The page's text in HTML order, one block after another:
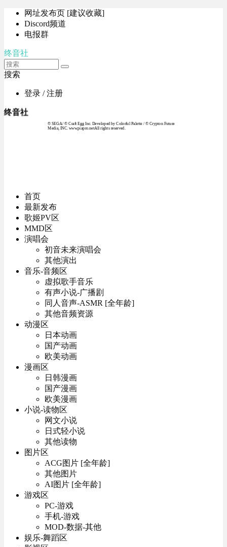
网址发布页 [建议收藏]
Discord频道
电报群
终音社
搜索
登录 / 注册
终音社
© SEGA / © Craft Egg Inc. Developed by Colorful Palette / © Crypton Future
Media, INC. www.piapro.netAll rights reserved.
首页
最新发布
歌姬PV区
MMD区
演唱会
初音未来演唱会
其他演出
音乐-音频区
虚拟歌手音乐
有声小说-广播剧
同人音声-ASMR [全年龄]
其他音频资源
动漫区
日本动画
国产动画
欧美动画
漫画区
日韩漫画
国产漫画
欧美漫画
小说-读物区
网文小说
日式轻小说
其他读物
图片区
ACG图片 [全年龄]
其他图片
AI图片 [全年龄]
游戏区
PC-游戏
手机-游戏
MOD-数据-其他
娱乐-舞蹈区